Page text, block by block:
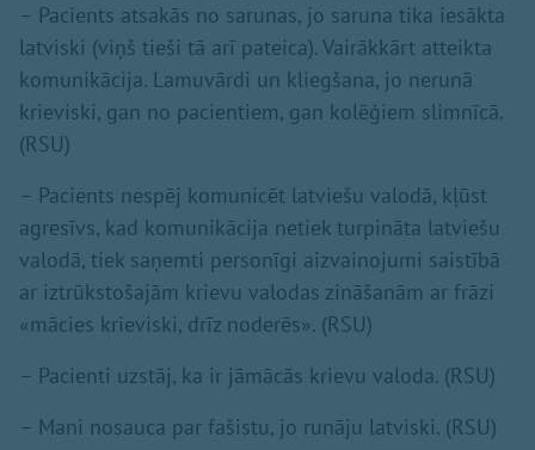
– Pacients atsakās no sarunas, jo saruna tika iesākta
latviski (viņš tieši tā arī pateica). Vairākkārt atteikta
komunikācija. Lamuvārdi un kliegšana, jo nerunā
krieviski, gan no pacientiem, gan kolēģiem slimnīcā.
(RSU)
– Pacients nespēj komunicēt latviešu valodā, kļūst
agresīvs, kad komunikācija netiek turpināta latviešu
valodā, tiek saņemti personīgi aizvainojumi saistībā
ar iztrūkstošajām krievu valodas zināšanām ar frāzi
«mācies krieviski, drīz noderēs». (RSU)
– Pacienti uzstāj, ka ir jāmācās krievu valoda. (RSU)
– Mani nosauca par fašistu, jo runāju latviski. (RSU)